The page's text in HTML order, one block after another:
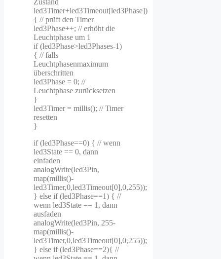
Zustand
led3Timer+led3Timeout[led3Phase])
{ // prüft den Timer
led3Phase++; // erhöht die
Leuchtphase um 1
if (led3Phase>led3Phases-1)
{ // falls
Leuchtphasenmaximum
überschritten
led3Phase = 0; //
Leuchtphase zurücksetzen
}
led3Timer = millis(); // Timer
resetten
}
if (led3Phase==0) { // wenn
led3State == 0, dann
einfaden
analogWrite(led3Pin,
map(millis()-
led3Timer,0,led3Timeout[0],0,255));
} else if (led3Phase==1) { //
wenn led3State == 1, dann
ausfaden
analogWrite(led3Pin, 255-
map(millis()-
led3Timer,0,led3Timeout[0],0,255));
} else if (led3Phase==2){ //